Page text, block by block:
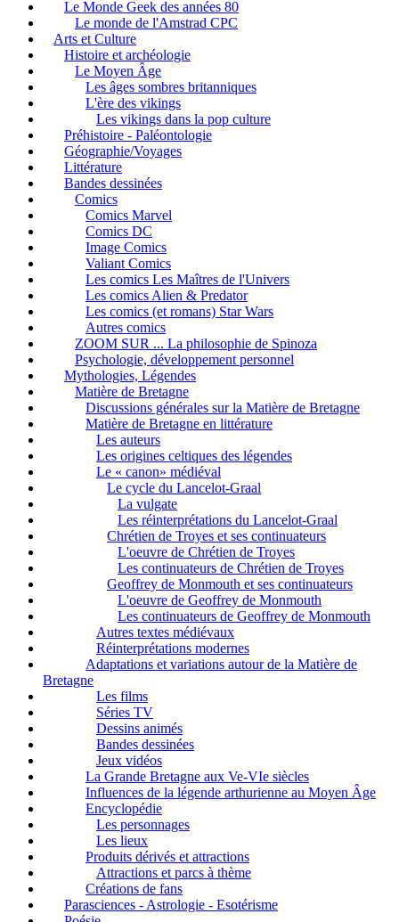
Le Monde Geek des années 80
Le monde de l'Amstrad CPC
Arts et Culture
Histoire et archéologie
Le Moyen Âge
Les âges sombres britanniques
L'ère des vikings
Les vikings dans la pop culture
Préhistoire - Paléontologie
Géographie/Voyages
Littérature
Bandes dessinées
Comics
Comics Marvel
Comics DC
Image Comics
Valiant Comics
Les comics Les Maîtres de l'Univers
Les comics Alien & Predator
Les comics (et romans) Star Wars
Autres comics
ZOOM SUR ... La philosophie de Spinoza
Psychologie, développement personnel
Mythologies, Légendes
Matière de Bretagne
Discussions générales sur la Matière de Bretagne
Matière de Bretagne en littérature
Les auteurs
Les origines celtiques des légendes
Le « canon» médiéval
Le cycle du Lancelot-Graal
La vulgate
Les réinterprétations du Lancelot-Graal
Chrétien de Troyes et ses continuateurs
L'oeuvre de Chrétien de Troyes
Les continuateurs de Chrétien de Troyes
Geoffrey de Monmouth et ses continuateurs
L'oeuvre de Geoffrey de Monmouth
Les continuateurs de Geoffrey de Monmouth
Autres textes médiévaux
Réinterprétations modernes
Adaptations et variations autour de la Matière de
Bretagne
Les films
Séries TV
Dessins animés
Bandes dessinées
Jeux vidéos
La Grande Bretagne aux Ve-VIe siècles
Influences de la légende arthurienne au Moyen Âge
Encyclopédie
Les personnages
Les lieux
Produits dérivés et attractions
Attractions et parcs à thème
Créations de fans
Parasciences - Astrologie - Esotérisme